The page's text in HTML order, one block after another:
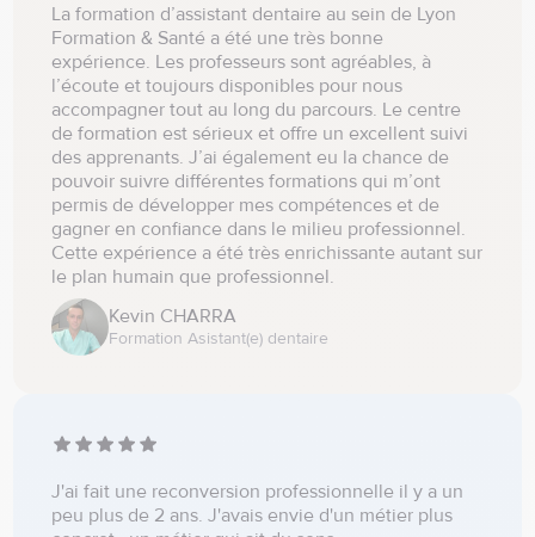
La formation d’assistant dentaire au sein de Lyon
Formation & Santé a été une très bonne
expérience. Les professeurs sont agréables, à
l’écoute et toujours disponibles pour nous
accompagner tout au long du parcours. Le centre
de formation est sérieux et offre un excellent suivi
des apprenants. J’ai également eu la chance de
pouvoir suivre différentes formations qui m’ont
permis de développer mes compétences et de
gagner en confiance dans le milieu professionnel.
Cette expérience a été très enrichissante autant sur
le plan humain que professionnel.
Kevin CHARRA
Formation Asistant(e) dentaire
J'ai fait une reconversion professionnelle il y a un
peu plus de 2 ans. J'avais envie d'un métier plus